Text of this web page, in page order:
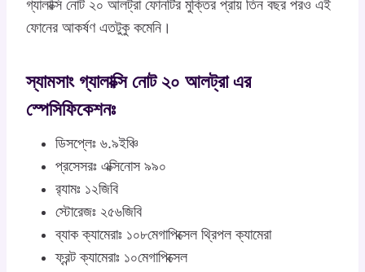
গ্যালাক্সি নোট ২০ আলট্রা ফোনটির মুক্তির প্রায় তিন বছর পরও এই
ফোনের আকর্ষণ এতটুকু কমেনি।
স্যামসাং গ্যালাক্সি নোট ২০ আলট্রা এর
স্পেসিফিকেশনঃ
ডিসপ্লেঃ ৬.৯ইঞ্চি
প্রসেসরঃ এক্সিনোস ৯৯০
র‍্যামঃ ১২জিবি
স্টোরেজঃ ২৫৬জিবি
ব্যাক ক্যামেরাঃ ১০৮মেগাপিক্সেল থ্রিপল ক্যামেরা
ফ্রন্ট ক্যামেরাঃ ১০মেগাপিক্সেল